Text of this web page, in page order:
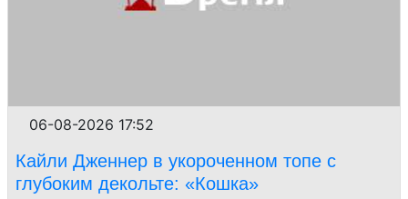
06-08-2026 17:52
Кайли Дженнер в укороченном топе с
глубоким декольте: «Кошка»